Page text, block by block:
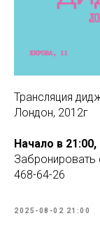
Трансляция
Лондон, 2012г
Начало в
Забронировать
468-64-26
2025-08-02 21:00